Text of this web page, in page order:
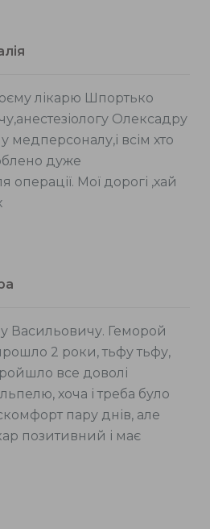
лікарю Шпортько
Олексадру
медперсоналу,і всім хто
дуже
операції. Мої дорогі ,хай
Геморой
2 роки, тьфу тьфу,
все доволі
хоча і треба було
пару днів, але
позитивний і має